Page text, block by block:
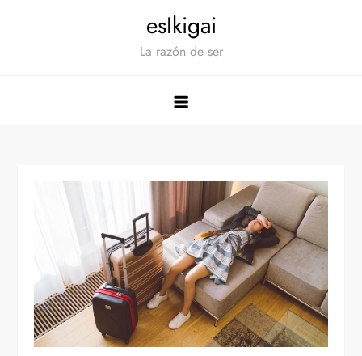
esIkigai
La razón de ser